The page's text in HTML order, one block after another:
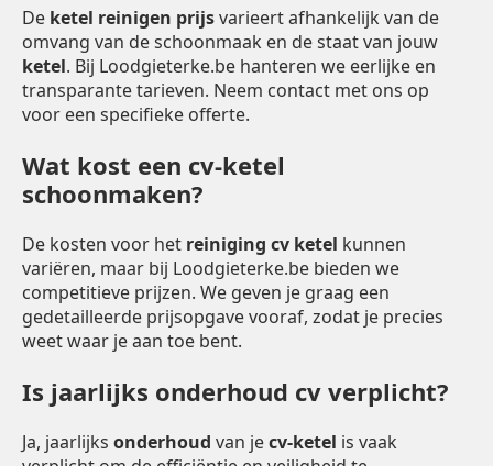
De ketel reinigen prijsvarieert afhankelijk van de
omvang van de schoonmaak en de staat van jouw
ketel. Bij Loodgieterke.be hanteren we eerlijke en
transparante tarieven. Neem contact met ons op
voor een specifieke offerte.
Wat kost een cv-ketel
schoonmaken?
De kosten voor het reiniging cv ketel kunnen
variëren, maar bij Loodgieterke.be bieden we
competitieve prijzen. We geven je graag een
gedetailleerde prijsopgave vooraf, zodat je precies
weet waar je aan toe bent.
Is jaarlijks onderhoud cv verplicht?
Ja, jaarlijks onderhoud van jecv-ketel is vaak